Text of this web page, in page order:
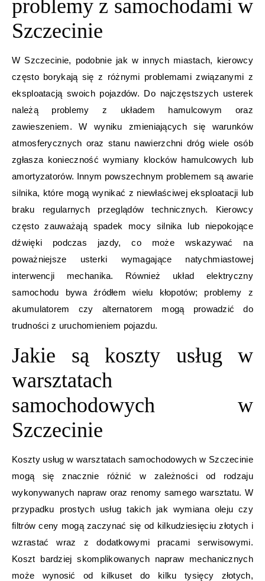
problemy z samochodami w
Szczecinie
W Szczecinie, podobnie jak w innych miastach, kierowcy
często borykają się z różnymi problemami związanymi z
eksploatacją swoich pojazdów. Do najczęstszych usterek
należą problemy z układem hamulcowym oraz
zawieszeniem. W wyniku zmieniających się warunków
atmosferycznych oraz stanu nawierzchni dróg wiele osób
zgłasza konieczność wymiany klocków hamulcowych lub
amortyzatorów. Innym powszechnym problemem są awarie
silnika, które mogą wynikać z niewłaściwej eksploatacji lub
braku regularnych przeglądów technicznych. Kierowcy
często zauważają spadek mocy silnika lub niepokojące
dźwięki podczas jazdy, co może wskazywać na
poważniejsze usterki wymagające natychmiastowej
interwencji mechanika. Również układ elektryczny
samochodu bywa źródłem wielu kłopotów; problemy z
akumulatorem czy alternatorem mogą prowadzić do
trudności z uruchomieniem pojazdu.
Jakie są koszty usług w
warsztatach
samochodowych w
Szczecinie
Koszty usług w warsztatach samochodowych w Szczecinie
mogą się znacznie różnić w zależności od rodzaju
wykonywanych napraw oraz renomy samego warsztatu. W
przypadku prostych usług takich jak wymiana oleju czy
filtrów ceny mogą zaczynać się od kilkudziesięciu złotych i
wzrastać wraz z dodatkowymi pracami serwisowymi.
Koszt bardziej skomplikowanych napraw mechanicznych
może wynosić od kilkuset do kilku tysięcy złotych,